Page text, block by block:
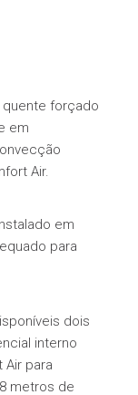
quente forçado
em
Air.
em
para
dois
interno
para
metros de